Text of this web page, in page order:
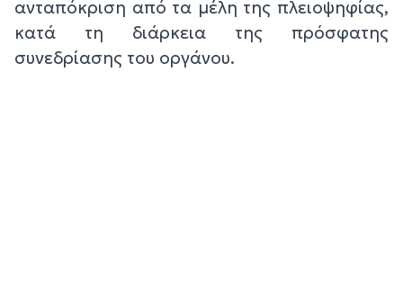
ανταπόκριση από τα μέλη της πλειοψηφίας,
κατά τη διάρκεια της πρόσφατης
συνεδρίασης του οργάνου.